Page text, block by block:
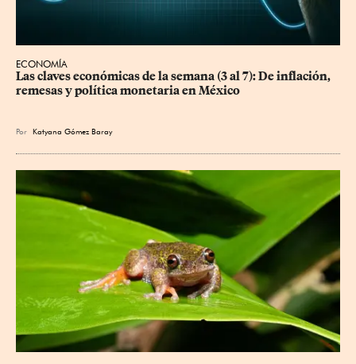
ECONOMÍA
Las claves económicas de la semana (3 al 7): De inflación,
remesas y política monetaria en México
Por Katyana Gómez Baray